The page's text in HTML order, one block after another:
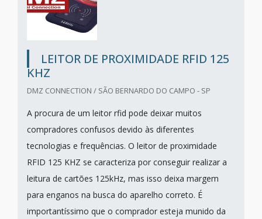
LEITOR DE PROXIMIDADE RFID 125
KHZ
DMZ CONNECTION / SÃO BERNARDO DO CAMPO - SP
A procura de um leitor rfid pode deixar muitos
compradores confusos devido às diferentes
tecnologias e frequências. O leitor de proximidade
RFID 125 KHZ se caracteriza por conseguir realizar a
leitura de cartões 125kHz, mas isso deixa margem
para enganos na busca do aparelho correto. É
importantíssimo que o comprador esteja munido da